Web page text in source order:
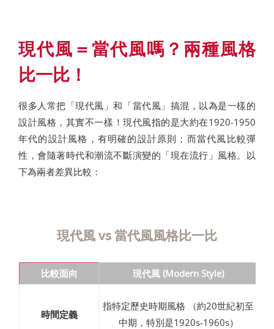
現代風＝當代風嗎？兩種風格
比一比！
很多人常把「現代風」和「當代風」搞混，以為是一樣的
設計風格，其實不一樣！現代風指的是大約在1920-1950
年代的設計風格，有明確的設計原則；而當代風比較彈
性，會隨著時代和潮流不斷演變的「現在流行」風格。以
下為兩者差異比較：
現代風 vs 當代風風格比一比
比較面向 現代風 (Modern Style)
時間定義
指特定歷史時期風格 （約20世紀初至
中期，特別是1920s-1960s）